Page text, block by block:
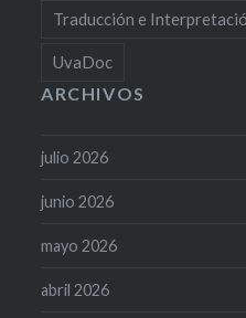
Traducción e
UvaDoc
ARCHIVOS
julio 2026
junio 2026
mayo 2026
abril 2026